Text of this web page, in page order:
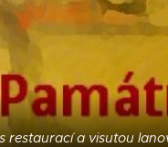
a visutou